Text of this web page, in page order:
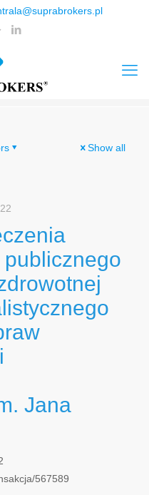
Show all
Jana
567589